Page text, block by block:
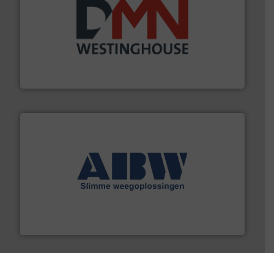
plastic-, (petro) chemische, farmaceutische,
mineralen-, energie en biomassa industrieën.
geautomatiseerde weegoplossingen.Meer info ➜